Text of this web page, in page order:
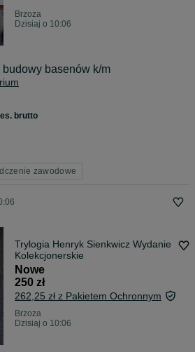
Brzoza
Dzisiaj o 10:06
budowy basenów k/m
brutto
zawodowe
Trylogia Henryk Sienkwicz Wydanie
Kolekcjonerskie
Nowe
250 zł
262,25 zł z Pakietem Ochronnym
Brzoza
Dzisiaj o 10:06